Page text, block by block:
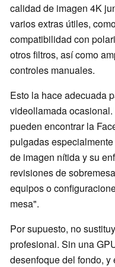
calidad de imagen 4K
varios extras útiles,
compatibilidad con
otros filtros, así como
controles manuales.
Esto la hace adecuada
videollamada
pueden encontrar la
pulgadas
de imagen nítida y su
revisiones de
equipos o
mesa".
Por supuesto, no
profesional. Sin una
desenfoque del fondo,